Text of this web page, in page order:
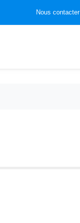
Nous contacter